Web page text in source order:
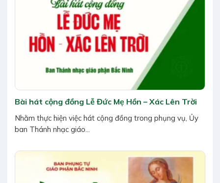
Bài hát cộng đồng Lễ Đức Mẹ Hồn – Xác Lên Trời
Nhằm thực hiện việc hát cộng đồng trong phụng vụ, Ủy
ban Thánh nhạc giáo...